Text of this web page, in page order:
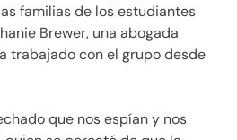
familias de los estudiantes
Brewer, una abogada
trabajado con el grupo desde
que nos espían y nos